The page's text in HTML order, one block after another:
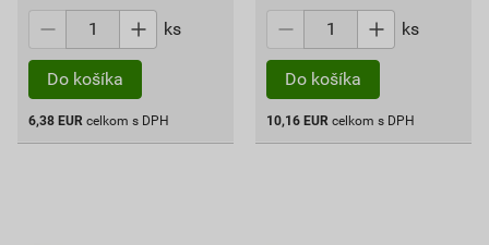
ks
Do košíka
6,38 EUR celkom s DPH
ks
Do košíka
10,16 EUR celkom s DPH